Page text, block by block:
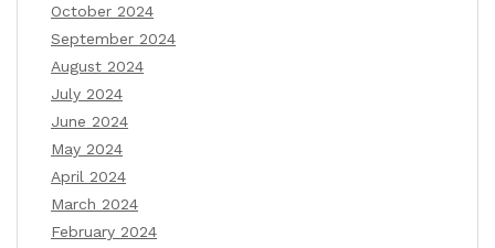
October 2024
September 2024
August 2024
July 2024
June 2024
May 2024
April 2024
March 2024
February 2024